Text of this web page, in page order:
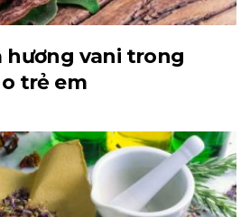
hương vani trong
trẻ em